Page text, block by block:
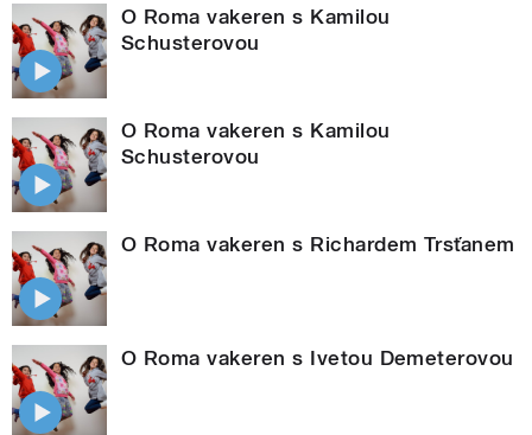
O Roma vakeren s Kamilou
Schusterovou
O Roma vakeren s Kamilou
Schusterovou
O Roma vakeren s Richardem Trsťanem
O Roma vakeren s Ivetou Demeterovou